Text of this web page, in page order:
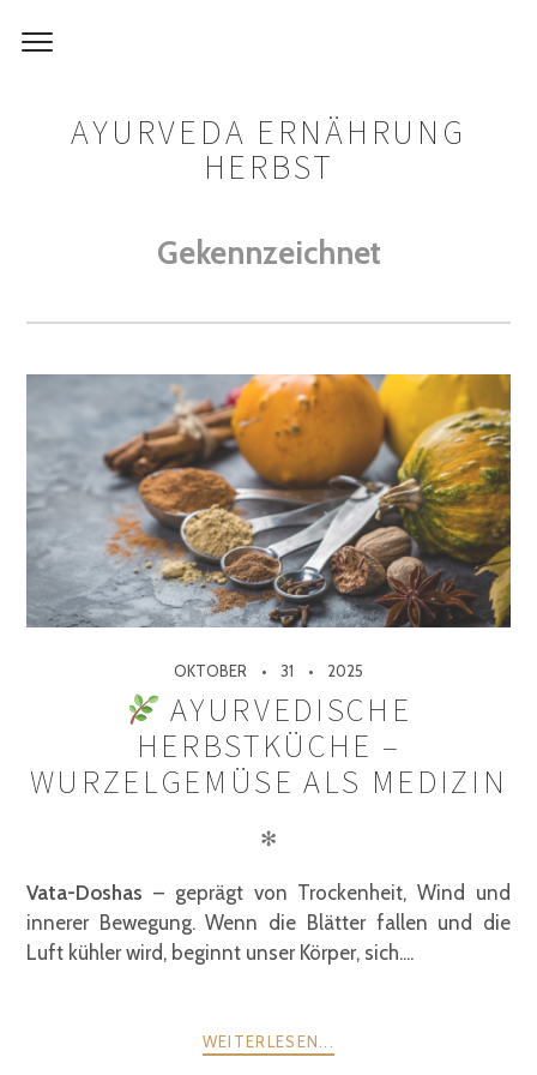
AYURVEDA ERNÄHRUNG
HERBST
Gekennzeichnet
OKTOBER 31 2025
AYURVEDISCHE
HERBSTKÜCHE –
WURZELGEMÜSE ALS MEDIZIN
✻
Vata-Doshas – geprägt von Trockenheit, Wind und
innerer Bewegung. Wenn die Blätter fallen und die
Luft kühler wird, beginnt unser Körper, sich....
WEITERLESEN...